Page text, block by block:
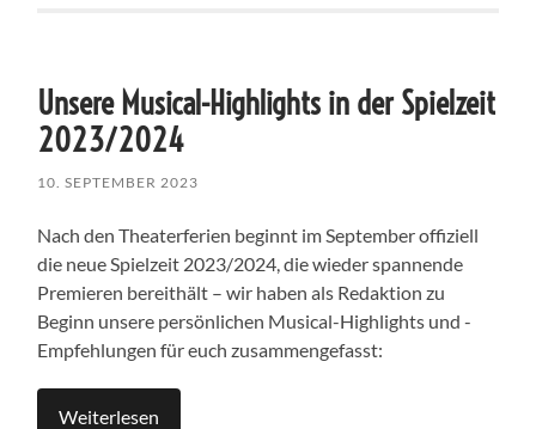
Unsere Musical-Highlights in der Spielzeit
2023/2024
10. SEPTEMBER 2023
Nach den Theaterferien beginnt im September offiziell
die neue Spielzeit 2023/2024, die wieder spannende
Premieren bereithält – wir haben als Redaktion zu
Beginn unsere persönlichen Musical-Highlights und -
Empfehlungen für euch zusammengefasst:
Weiterlesen